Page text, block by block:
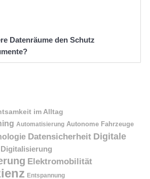
Datenräume den Schutz
im Alltag
Automatisierung Autonome Fahrzeuge
Datensicherheit Digitale
Digitalisierung
Elektromobilität
Entspannung